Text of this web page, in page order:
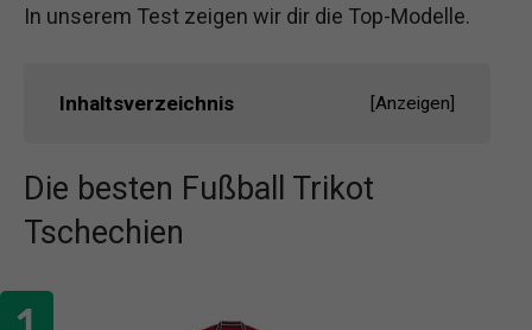
In unserem Test zeigen wir dir die Top-Modelle.
Inhaltsverzeichnis [Anzeigen]
Die besten Fußball Trikot
Tschechien